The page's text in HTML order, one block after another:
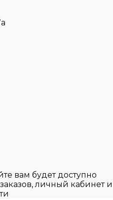
вам будет доступно
личный кабинет и